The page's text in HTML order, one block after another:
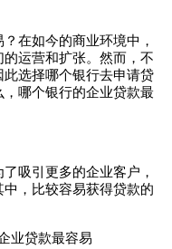
？ 在如今的商业环境中，
运营和扩张。然而，不
选择哪个银行去申请贷
哪个银行的企业贷款最
吸引更多的企业客户，
，比较容易获得贷款的